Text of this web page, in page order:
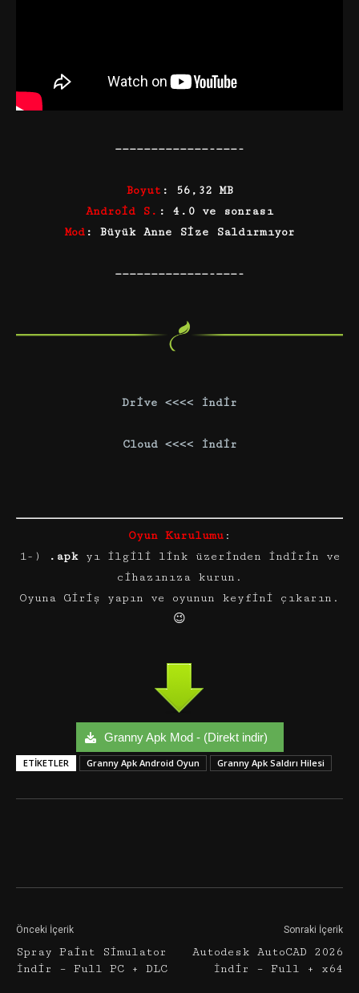
—————————————-———-
Boyut : 56,32 MB
Android S. : 4.0 ve sonrası
Mod: Büyük Anne Size Saldırmıyor
—————————————-———-
Drive <<<< İndir
Cloud <<<< İndir
Oyun Kurulumu :
1-)
.apkyı ilgili link üzerinden indirin ve
cihazınıza kurun.
Oyuna Giriş yapın ve oyunun keyfini çıkarın.
😉
Granny Apk Mod - (Direkt indir)
ETIKETLER Granny Apk Android Oyun Granny Apk Saldırı Hilesi
Önceki İçerik
Spray Paint Simulator
İndir – Full PC + DLC
Sonraki İçerik
Autodesk AutoCAD 2026
İndir – Full + x64